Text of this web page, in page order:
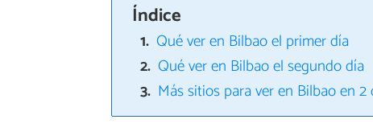
Índice
Qué ver en Bilbao el primer día
Qué ver en Bilbao el segundo día
Más sitios para ver en Bilbao en 2